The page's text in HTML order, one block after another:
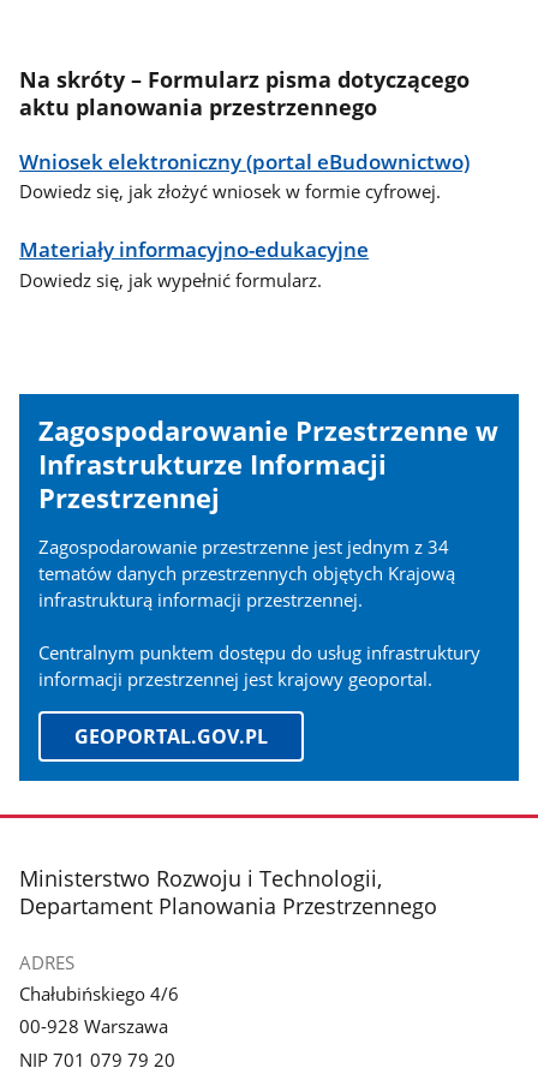
Na skróty – Formularz pisma dotyczącego
aktu planowania przestrzennego
Wniosek elektroniczny (portal eBudownictwo)
Dowiedz się, jak złożyć wniosek w formie cyfrowej.
Materiały informacyjno-edukacyjne
Dowiedz się, jak wypełnić formularz.
Zagospodarowanie Przestrzenne w
Infrastrukturze Informacji
Przestrzennej
Zagospodarowanie przestrzenne jest jednym z 34
tematów danych przestrzennych objętych Krajową
infrastrukturą informacji przestrzennej.
Centralnym punktem dostępu do usług infrastruktury
informacji przestrzennej jest krajowy geoportal.
GEOPORTAL.GOV.PL
stopka
Ministerstwo Rozwoju i Technologii,
Departament Planowania Przestrzennego
ADRES
Chałubińskiego 4/6
00-928 Warszawa
NIP 701 079 79 20